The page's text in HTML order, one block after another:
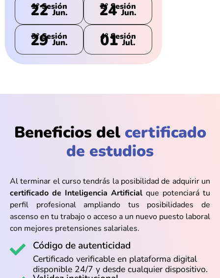
1° Sesión
22Jun.
2° Sesión
24Jun.
3° Sesión
29Jun.
4° Sesión
01Jul.
Beneficios delcertificado
de estudios
Al terminar el curso tendrás la posibilidad de adquirir un
certificado de Inteligencia Artificial que potenciará tu
perfil profesional ampliando tus posibilidades de
ascenso en tu trabajo o acceso a un nuevo puesto laboral
con mejores pretensiones salariales.
Código de autenticidad
Certificado verificable en plataforma digital
disponible 24/7 y desde cualquier dispositivo.